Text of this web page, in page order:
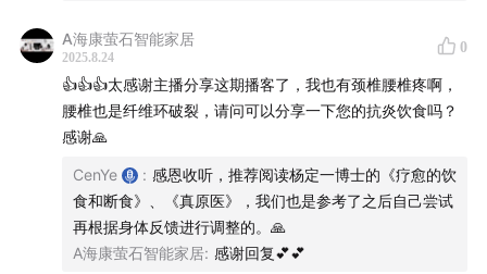
感谢 Rio 在播客脱离主题后鼓励我们跟随着内心聊下去
感谢我们录制并剪辑这期播客
感谢晚上的月光陪伴我们录音
感谢我们的录音设备、Mac、iPhone 和我们一起记录下
感谢你的阅读和收听
感恩在这里用声音的方式和你相遇
谢谢你 ：）
A海康萤石智能家居
2025.8.24
0
👍👍👍太感谢主播分享这期播客了，我也有颈椎腰椎疼啊，
腰椎也是纤维环破裂，请问可以分享一下您的抗炎饮食吗？
感谢🙏
CenYe : 感恩收听，推荐阅读杨定一博士的《疗愈的饮
食和断食》、《真原医》，我们也是参考了之后自己尝试
再根据身体反馈进行调整的。🙏
A海康萤石智能家居: 感谢回复💕💕